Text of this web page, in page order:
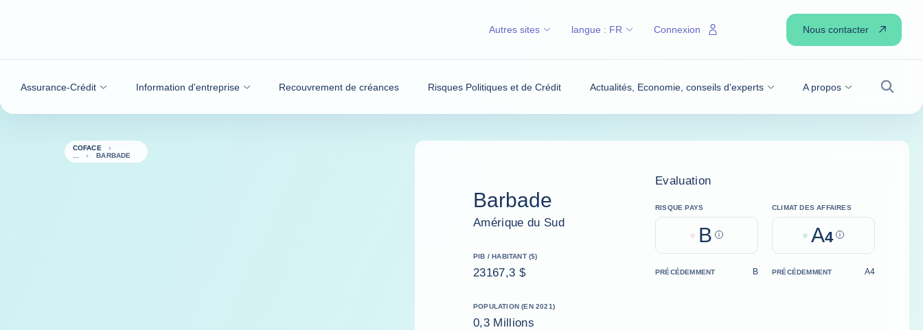
Assurance-Crédit Information d'entreprise Recouvrement de créances Risques Politiques et de Crédit Actualités, Economie, conseils d'experts A propos
Autres sites langue : FR Connexion Nous contacter
COFACE
BARBADE
Barbade
Amérique du Sud
PIB / HABITANT ($)
23167,3 $
POPULATION (EN 2021)
0,3 Millions
Evaluation
RISQUE PAYS
B Help
CLIMAT DES AFFAIRES
A4 Help
PRÉCÉDEMMENT B PRÉCÉDEMMENT A4